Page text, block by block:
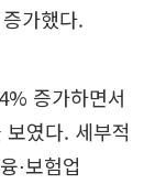
가했다.
증가하면서
였다. 세부적
⋅보험업